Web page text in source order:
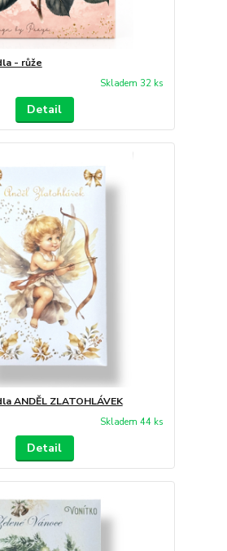
- růže
Skladem 32 ks
Detail
ANDĚL ZLATOHLÁVEK
Skladem 44 ks
Detail